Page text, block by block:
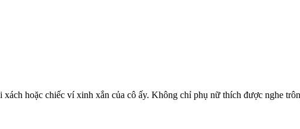
hoặc chiếc ví xinh xắn của cô ấy. Không chỉ phụ nữ thích được nghe